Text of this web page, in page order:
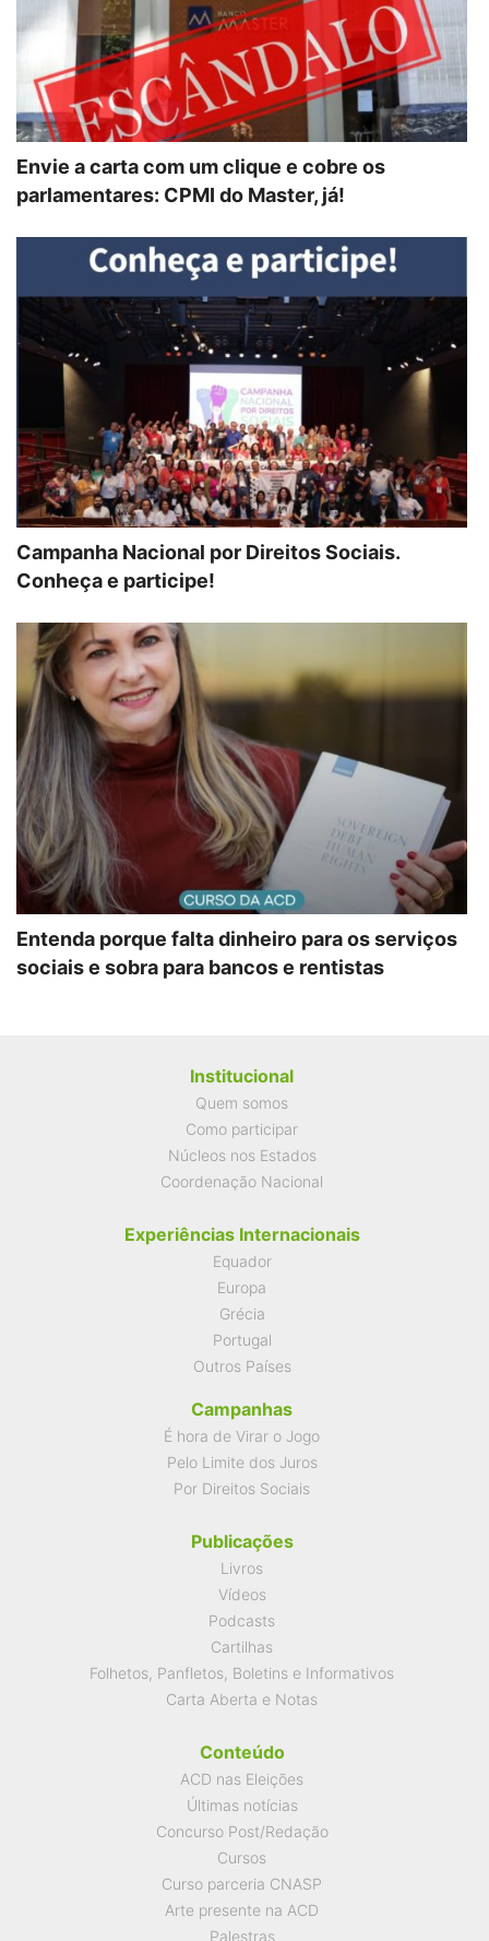
Envie a carta com um clique e cobre os
parlamentares: CPMI do Master, já!
Campanha Nacional por Direitos Sociais.
Conheça e participe!
Entenda porque falta dinheiro para os serviços
sociais e sobra para bancos e rentistas
Institucional
Quem somos
Como participar
Núcleos nos Estados
Coordenação Nacional
Experiências Internacionais
Equador
Europa
Grécia
Portugal
Outros Países
Campanhas
É hora de Virar o Jogo
Pelo Limite dos Juros
Por Direitos Sociais
Publicações
Livros
Vídeos
Podcasts
Cartilhas
Folhetos, Panfletos, Boletins e Informativos
Carta Aberta e Notas
Conteúdo
ACD nas Eleições
Últimas notícias
Concurso Post/Redação
Cursos
Curso parceria CNASP
Arte presente na ACD
Palestras